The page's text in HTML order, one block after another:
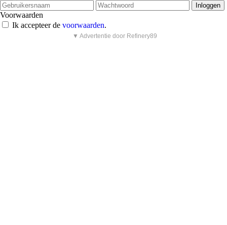
Voorwaarden
Ik accepteer de voorwaarden.
▼ Advertentie door Refinery89